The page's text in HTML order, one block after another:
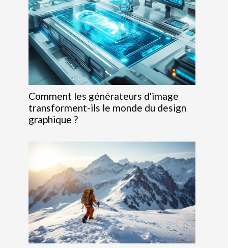
Comment les générateurs d'image
transforment-ils le monde du design
graphique ?